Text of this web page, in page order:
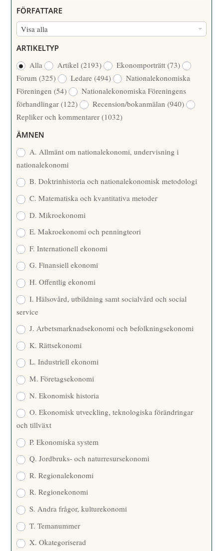
M
M
/
Å
R
FÖRFATTARE
Visa alla
R
F
A
T
T
A
R
ARTIKELTYP
Alla
Artikel(2193) Ekonomporträtt(73)
Forum(325) Ledare(494)
Nationalekonomiska
Föreningen(54)
Nationalekonomiska Föreningens
förhandlingar(122) Recension/bokanmälan(940)
Repliker och kommentarer(1032)
ÄMNEN
A. Allmänt om nationalekonomi, undervisning i
nationalekonomi
B. Doktrinhistoria och nationalekonomisk metodologi
C. Matematiska och kvantitativa metoder
D. Mikroekonomi
E. Makroekonomi och penningteori
F. Internationell ekonomi
G. Finansiell ekonomi
H. Offentlig ekonomi
I. Hälsovård, utbildning samt socialvård och social
service
J. Arbetsmarknadsekonomi och befolkningsekonomi
K. Rättsekonomi
L. Industriell ekonomi
M. Företagsekonomi
N. Ekonomisk historia
O. Ekonomisk utveckling, teknologiska förändringar
och tillväxt
P. Ekonomiska system
Q. Jordbruks- och naturresursekonomi
R. Regionalekonomi
R. Regionekonomi
S. Andra frågor, kulturekonomi
T. Temanummer
X. Okategoriserad